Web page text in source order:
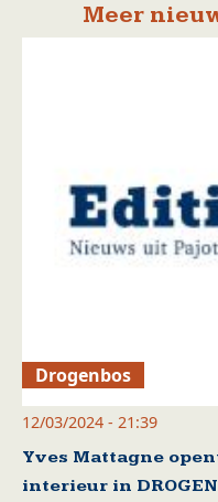
Meer
Drogenbos
12/03/2024 - 21:39
Yves Mattagne
interieur in